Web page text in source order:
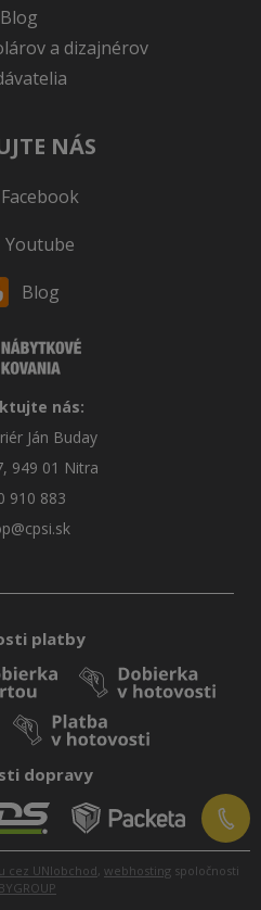
Blog
a dizajnérov
NÁS
Facebook
Youtube
Blog
nás:
Ján Buday
949 01 Nitra
910 883
platby
dopravy
cez UNIobchod, webhosting spoločnosti